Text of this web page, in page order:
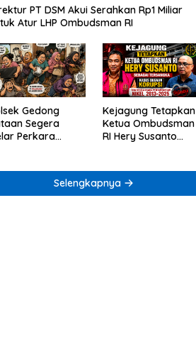
PT DSM Akui Serahkan Rp1 Miliar
Atur LHP Ombudsman RI
Gedong
Segera
Perkara
Lumbirejo
Kejagung Tetapkan
Ketua Ombudsman
RI Hery Susanto
Tata Kelola
Tambang Nikel
Selengkapnya